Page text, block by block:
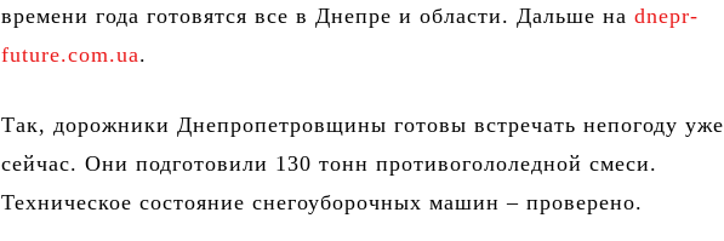
времени года готовятся все в Днепре и области. Дальше наdnepr-
future.com.ua.
Так, дорожники Днепропетровщины готовы встречать непогоду уже
сейчас. Они подготовили 130 тонн противогололедной смеси.
Техническое состояние снегоуборочных машин – проверено.